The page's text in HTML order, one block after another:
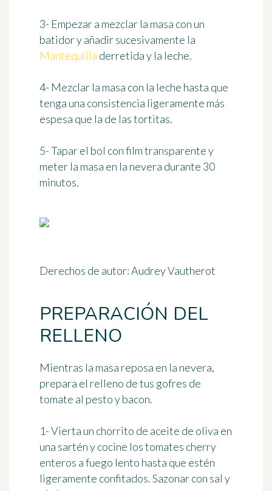
3- Empezar a mezclar la masa con un
batidor y añadir sucesivamente la
Mantequilla derretida y la leche.
4- Mezclar la masa con la leche hasta que
tenga una consistencia ligeramente más
espesa que la de las tortitas.
5- Tapar el bol con film transparente y
meter la masa en la nevera durante 30
minutos.
Derechos de autor: Audrey Vautherot
PREPARACIÓN DEL
RELLENO
Mientras la masa reposa en la nevera,
prepara el relleno de tus gofres de
tomate al pesto y bacon.
1- Vierta un chorrito de aceite de oliva en
una sartén y cocine los tomates cherry
enteros a fuego lento hasta que estén
ligeramente confitados. Sazonar con sal y